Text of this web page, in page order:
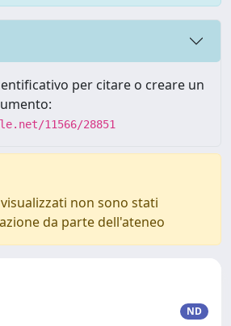
per citare o creare un
11566/28851
non sono stati
da parte dell'ateneo
ND